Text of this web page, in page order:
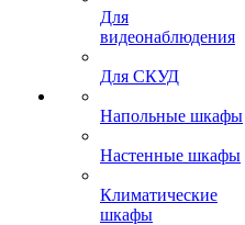
Для
видеонаблюдения
Для СКУД
Напольные шкафы
Настенные шкафы
Климатические
шкафы